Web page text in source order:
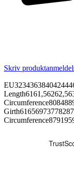
Skriv